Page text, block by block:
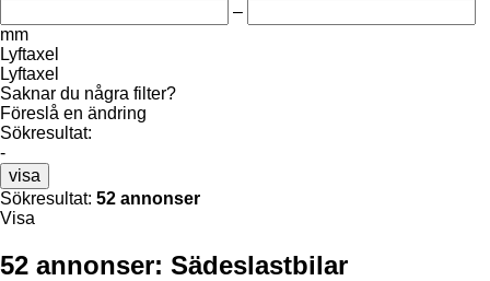
–
mm
Lyftaxel
Lyftaxel
Saknar du några filter?
Föreslå en ändring
Sökresultat:
-
visa
Sökresultat: 52 annonser
Visa
52 annonser: Sädeslastbilar